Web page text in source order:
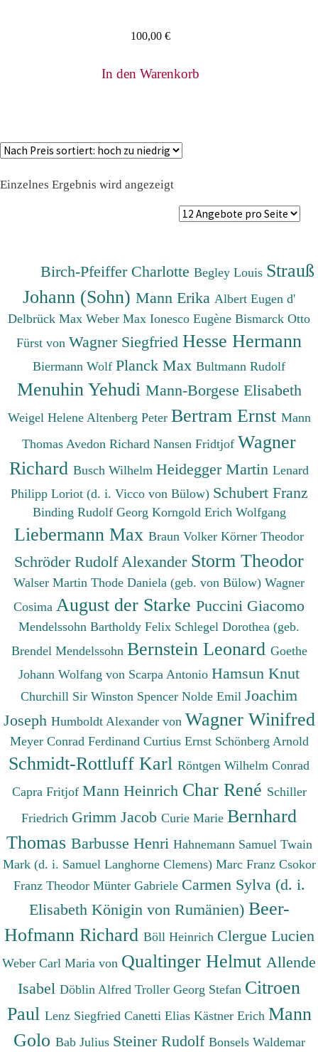
100,00 €
In den Warenkorb
Einzelnes Ergebnis wird angezeigt
Birch-Pfeiffer CharlotteBegley Louis Strauß
Johann (Sohn) Mann Erika Albert Eugen d'
Delbrück Max Weber Max Ionesco Eugène Bismarck Otto
Fürst von Wagner Siegfried Hesse Hermann
Biermann Wolf Planck Max Bultmann Rudolf
Menuhin Yehudi Mann-Borgese Elisabeth
Weigel Helene Altenberg Peter Bertram Ernst Mann
Thomas Avedon Richard Nansen Fridtjof Wagner
Richard Busch Wilhelm Heidegger Martin Lenard
Philipp Loriot (d. i. Vicco von Bülow) Schubert Franz
Binding Rudolf Georg Korngold Erich Wolfgang
Liebermann Max Braun Volker Körner Theodor
Schröder Rudolf Alexander Storm Theodor
Walser Martin Thode Daniela (geb. von Bülow) Wagner
Cosima August der Starke Puccini Giacomo
Mendelssohn Bartholdy Felix Schlegel Dorothea (geb.
Brendel Mendelssohn Bernstein Leonard Goethe
Johann Wolfang von Scarpa Antonio Hamsun Knut
Churchill Sir Winston Spencer Nolde Emil Joachim
Joseph Humboldt Alexander von Wagner Winifred
Meyer Conrad Ferdinand Curtius Ernst Schönberg Arnold
Schmidt-Rottluff Karl Röntgen Wilhelm Conrad
Capra Fritjof Mann Heinrich Char René Schiller
Friedrich Grimm Jacob Curie Marie Bernhard
Thomas Barbusse Henri Hahnemann Samuel Twain
Mark (d. i. Samuel Langhorne Clemens) Marc Franz Csokor
Franz Theodor Münter Gabriele Carmen Sylva (d. i.
Elisabeth Königin von Rumänien) Beer-
Hofmann Richard Böll Heinrich Clergue Lucien
Weber Carl Maria von Qualtinger Helmut Allende
Isabel Döblin Alfred Troller Georg Stefan Citroen
Paul Lenz Siegfried Canetti Elias Kästner Erich Mann
Golo Bab Julius Steiner Rudolf Bonsels Waldemar